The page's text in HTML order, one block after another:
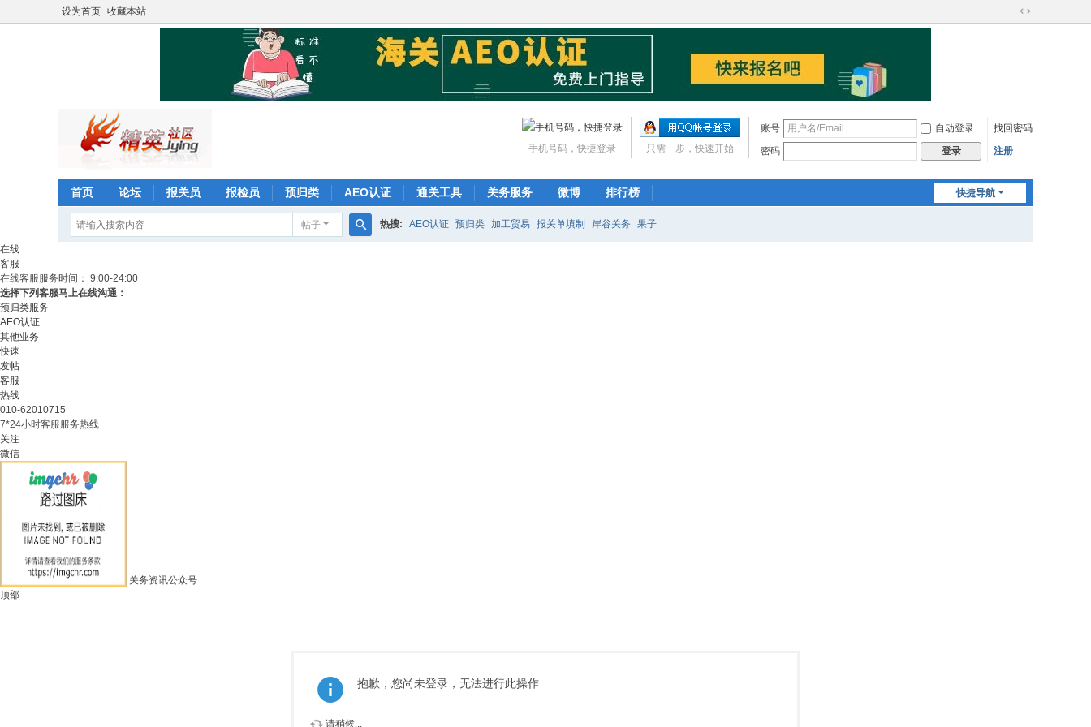
设为首页 收藏本站
切
账号 自动登录
找回密码
密码
登录 注册
只需一步，快速开始
手机号码，快捷登录
快捷导航
首页 论坛 报关员 报检员 预归类 AEO认证 通关工具 关务服务 微博 排行榜
帖子 热搜: AEO认证 预归类 加工贸易 报关单填制 岸谷关务 果子
在线
客服
在线客服服务时间： 9:00-24:00
选择下列客服马上在线沟通：
预归类服务
AEO认证
其他业务
快速
发帖
客服
热线
010-62010715
7*24小时客服服务热线
关注
微信
关务资讯公众号
顶部
抱歉，您尚未登录，无法进行此操作
请稍候...